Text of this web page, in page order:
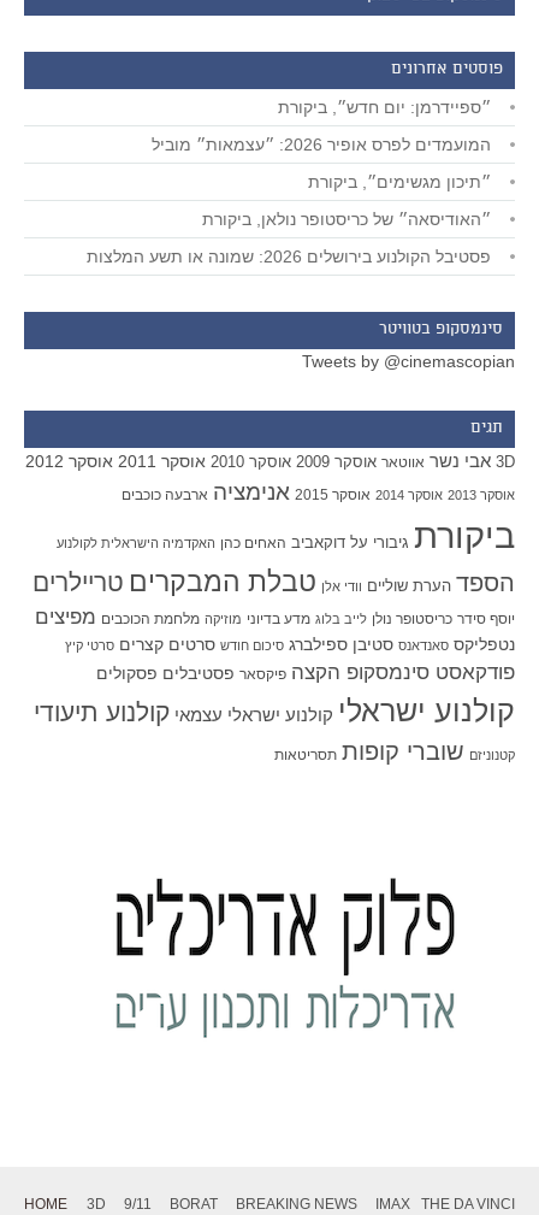
פוסטים אחרונים
״ספיידרמן: יום חדש״, ביקורת
המועמדים לפרס אופיר 2026: ״עצמאות״ מוביל
״תיכון מגשימים״, ביקורת
״האודיסאה״ של כריסטופר נולאן, ביקורת
פסטיבל הקולנוע בירושלים 2026: שמונה או תשע המלצות
סינמסקופ בטוויטר
Tweets by @cinemascopian
תגים
3D אבי נשר אווטאר אוסקר 2009 אוסקר 2010 אוסקר 2011 אוסקר 2012
אוסקר 2013 אוסקר 2014 אוסקר 2015 אנימציה ארבעה כוכבים
ביקורת גיבורי על דוקאביב האחים כהן האקדמיה הישראלית לקולנוע
הספד הערת שוליים וודי אלן טבלת המבקרים טריילרים
יוסף סידר כריסטופר נולן לייב בלוג מדע בדיוני מוזיקה מלחמת הכוכבים מפיצים
נטפליקס סאנדאנס סטיבן ספילברג סיכום חודש סרטים קצרים סרטי קיץ
פודקאסט סינמסקופ הקצה פיקסאר פסטיבלים פסקולים
קולנוע ישראלי קולנוע ישראלי עצמאי קולנוע תיעודי
קטנוניזם שוברי קופות תסריטאות
HOME 3D 9/11 BORAT BREAKING NEWS IMAX THE DA VINCI